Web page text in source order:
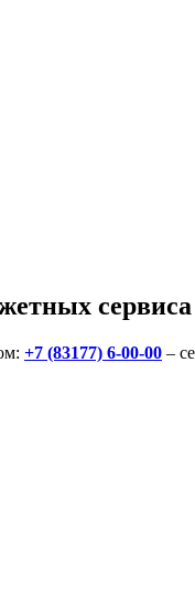
сервиса
+7 (83177) 6-00-00 –